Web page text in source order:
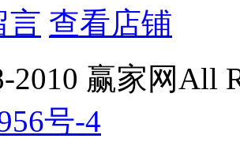
言 查看店铺
2010 赢家网All
号-4